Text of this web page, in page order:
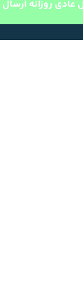
روزانه ارسال